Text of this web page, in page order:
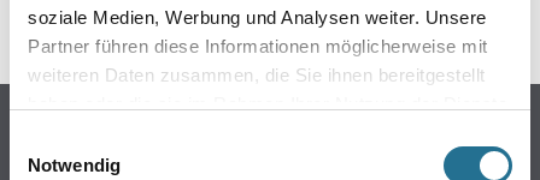
soziale Medien, Werbung und Analysen weiter. Unsere
Partner führen diese Informationen möglicherweise mit
weiteren Daten zusammen, die Sie ihnen bereitgestellt
Notwendig
SPEZIFIKATIONEN
Farbe